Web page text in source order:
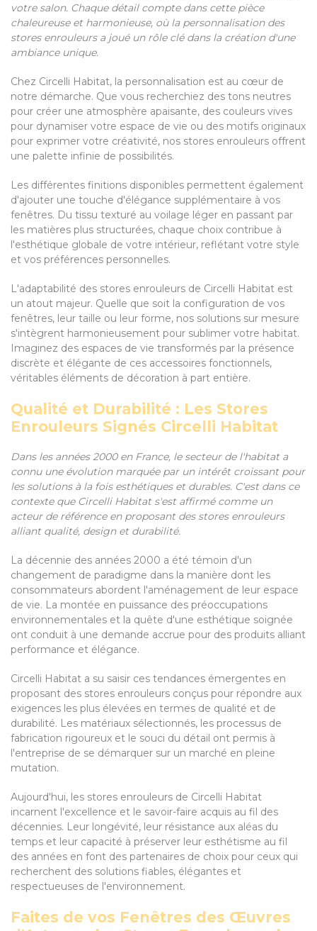
votre salon. Chaque détail compte dans cette pièce
chaleureuse et harmonieuse, où la personnalisation des
stores enrouleurs a joué un rôle clé dans la création d'une
ambiance unique.
Chez Circelli Habitat, la personnalisation est au cœur de
notre démarche. Que vous recherchiez des tons neutres
pour créer une atmosphère apaisante, des couleurs vives
pour dynamiser votre espace de vie ou des motifs originaux
pour exprimer votre créativité, nos stores enrouleurs offrent
une palette infinie de possibilités.
Les différentes finitions disponibles permettent également
d'ajouter une touche d'élégance supplémentaire à vos
fenêtres. Du tissu texturé au voilage léger en passant par
les matières plus structurées, chaque choix contribue à
l'esthétique globale de votre intérieur, reflétant votre style
et vos préférences personnelles.
L'adaptabilité des stores enrouleurs de Circelli Habitat est
un atout majeur. Quelle que soit la configuration de vos
fenêtres, leur taille ou leur forme, nos solutions sur mesure
s'intègrent harmonieusement pour sublimer votre habitat.
Imaginez des espaces de vie transformés par la présence
discrète et élégante de ces accessoires fonctionnels,
véritables éléments de décoration à part entière.
Qualité et Durabilité : Les Stores
Enrouleurs Signés Circelli Habitat
Dans les années 2000 en France, le secteur de l'habitat a
connu une évolution marquée par un intérêt croissant pour
les solutions à la fois esthétiques et durables. C'est dans ce
contexte que Circelli Habitat s'est affirmé comme un
acteur de référence en proposant des stores enrouleurs
alliant qualité, design et durabilité.
La décennie des années 2000 a été témoin d'un
changement de paradigme dans la manière dont les
consommateurs abordent l'aménagement de leur espace
de vie. La montée en puissance des préoccupations
environnementales et la quête d'une esthétique soignée
ont conduit à une demande accrue pour des produits alliant
performance et élégance.
Circelli Habitat a su saisir ces tendances émergentes en
proposant des stores enrouleurs conçus pour répondre aux
exigences les plus élevées en termes de qualité et de
durabilité. Les matériaux sélectionnés, les processus de
fabrication rigoureux et le souci du détail ont permis à
l'entreprise de se démarquer sur un marché en pleine
mutation.
Aujourd'hui, les stores enrouleurs de Circelli Habitat
incarnent l'excellence et le savoir-faire acquis au fil des
décennies. Leur longévité, leur résistance aux aléas du
temps et leur capacité à préserver leur esthétisme au fil
des années en font des partenaires de choix pour ceux qui
recherchent des solutions fiables, élégantes et
respectueuses de l'environnement.
Faites de vos Fenêtres des Œuvres